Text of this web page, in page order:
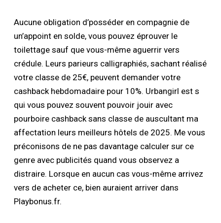
Aucune obligation d’posséder en compagnie de
un’appoint en solde, vous pouvez éprouver le
toilettage sauf que vous-même aguerrir vers
crédule. Leurs parieurs calligraphiés, sachant réalisé
votre classe de 25€, peuvent demander votre
cashback hebdomadaire pour 10%. Urbangirl est s
qui vous pouvez souvent pouvoir jouir avec
pourboire cashback sans classe de auscultant ma
affectation leurs meilleurs hôtels de 2025. Me vous
préconisons de ne pas davantage calculer sur ce
genre avec publicités quand vous observez a
distraire. Lorsque en aucun cas vous-même arrivez
vers de acheter ce, bien auraient arriver dans
Playbonus.fr.